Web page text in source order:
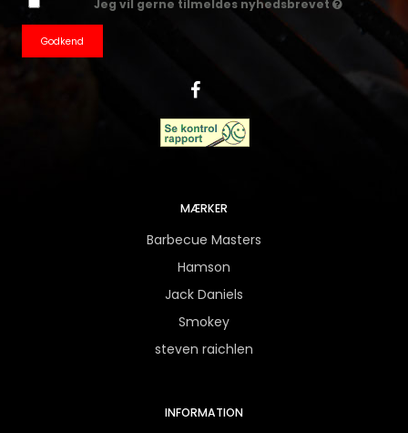
Jeg vil gerne tilmeldes nyhedsbrevet
Godkend
MÆRKER
Barbecue Masters
Hamson
Jack Daniels
Smokey
steven raichlen
INFORMATION